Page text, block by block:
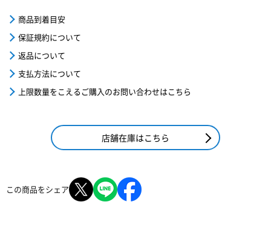
商品到着目安
保証規約について
返品について
支払方法について
上限数量をこえるご購入のお問い合わせはこちら
店舗在庫はこちら
この商品をシェア